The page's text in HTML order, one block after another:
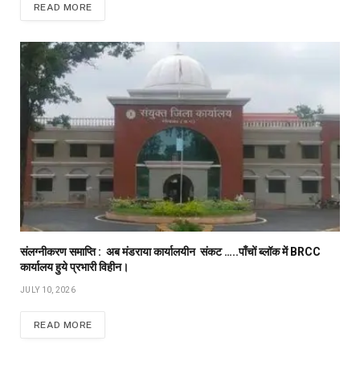
READ MORE
संलग्नीकरण समाप्ति : अब मंडराया कार्यालयीन संकट …..पाँचों ब्लॉक में BRCC
कार्यालय हुये प्रभारी विहीन।
JULY 10, 2026
READ MORE